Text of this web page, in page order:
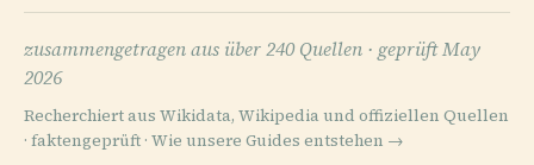
zusammengetragen aus über 240 Quellen · geprüft May
2026
Recherchiert aus Wikidata, Wikipedia und offiziellen Quellen
· faktengeprüft · Wie unsere Guides entstehen →